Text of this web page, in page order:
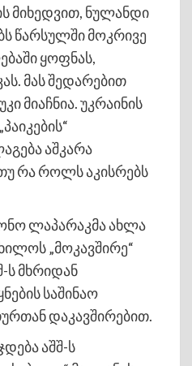
მიხედვით, ნულანდი
წარსულში მოკრივე
ყოფნას,
მას შედარებით
მიაჩნია. უკრაინის
აშკარა
თუ რა როლს აკისრებს
ლაპარაკმა ახლა
„მოკავშირე“
ს მხრიდან
საშინაო
დაკავშირებით.
აშშ-ს